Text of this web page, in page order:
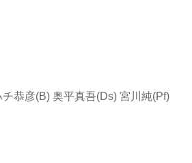
恭彦(B) 奥平真吾(Ds) 宮川純(Pf)